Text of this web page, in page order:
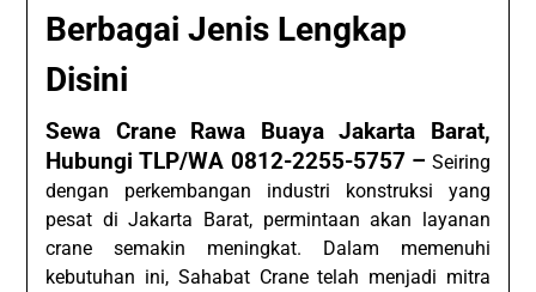
Berbagai Jenis Lengkap
Disini
Sewa Crane Rawa Buaya Jakarta Barat,
Hubungi TLP/WA 0812-2255-5757 – Seiring
dengan perkembangan industri konstruksi yang
pesat di Jakarta Barat, permintaan akan layanan
crane semakin meningkat. Dalam memenuhi
kebutuhan ini, Sahabat Crane telah menjadi mitra